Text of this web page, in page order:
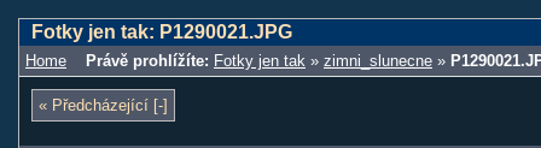
Fotky jen tak: P1290021.JPG
Home Právě prohlížíte: Fotky jen tak » zimni_slunecne »
« Předcházející [-]